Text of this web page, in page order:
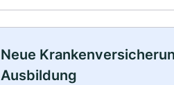
Neue
Ausbildung